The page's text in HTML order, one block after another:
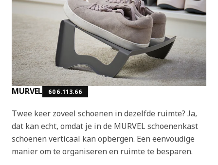
MURVEL 606.113.66
Twee keer zoveel schoenen in dezelfde ruimte? Ja,
dat kan echt, omdat je in de MURVEL schoenenkast
schoenen verticaal kan opbergen. Een eenvoudige
manier om te organiseren en ruimte te besparen.